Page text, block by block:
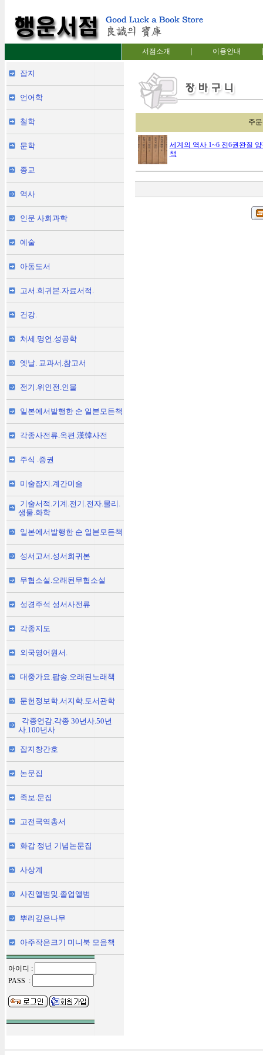
서점소개 이용안내
잡지
언어학
철학
문학
종교
역사
인문 사회과학
예술
아동도서
고서.희귀본.자료서적.
건강.
처세.명언.성공학
옛날. 교과서.참고서
전기.위인전.인물
일본에서발행한 순 일본모든책
각종사전류.옥편.漢韓사전
주식 .증권
미술잡지.계간미술
기술서적.기계.전기.전자.물리.
생물.화학
일본에서발행한 순 일본모든책
성서고서.성서희귀본
무협소설.오래된무협소설
성경주석 성서사전류
각종지도
외국영어원서.
대중가요.팝송.오래된노래책
문헌정보학.서지학.도서관학
각종연감.각종 30년사.50년
사.100년사
잡지창간호
논문집
족보.문집
고전국역총서
화갑 정년 기념논문집
사상계
사진앨범및.졸업앨범
뿌리깊은나무
아주작은크기 미니북 모음책
아이디 :
PASS :
주
세계의 역사 1~6 전6권완질
책